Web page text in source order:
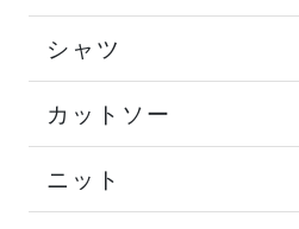
シャツ
カットソー
ニット